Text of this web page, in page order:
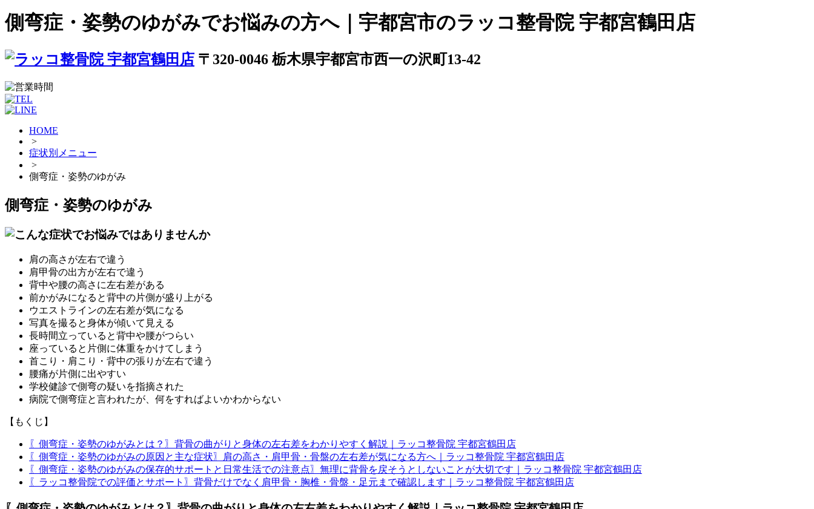
側弯症・姿勢のゆがみでお悩みの方へ｜宇都宮市のラッコ整骨院 宇都宮鶴田店
〒320-0046 栃木県宇都宮市西一の沢町13-42
HOME
>
症状別メニュー
>
側弯症・姿勢のゆがみ
側弯症・姿勢のゆがみ
肩の高さが左右で違う
肩甲骨の出方が左右で違う
背中や腰の高さに左右差がある
前かがみになると背中の片側が盛り上がる
ウエストラインの左右差が気になる
写真を撮ると身体が傾いて見える
長時間立っていると背中や腰がつらい
座っていると片側に体重をかけてしまう
首こり・肩こり・背中の張りが左右で違う
腰痛が片側に出やすい
学校健診で側弯の疑いを指摘された
病院で側弯症と言われたが、何をすればよいかわからない
【もくじ】
〖側弯症・姿勢のゆがみとは？〗背骨の曲がりと身体の左右差をわかりやすく解説｜ラッコ整骨院 宇都宮鶴田店
〖側弯症・姿勢のゆがみの原因と主な症状〗肩の高さ・肩甲骨・骨盤の左右差が気になる方へ｜ラッコ整骨院 宇都宮鶴田店
〖側弯症・姿勢のゆがみの保存的サポートと日常生活での注意点〗無理に背骨を戻そうとしないことが大切です｜ラッコ整骨院 宇都宮鶴田店
〖ラッコ整骨院での評価とサポート〗背骨だけでなく肩甲骨・胸椎・骨盤・足元まで確認します｜ラッコ整骨院 宇都宮鶴田店